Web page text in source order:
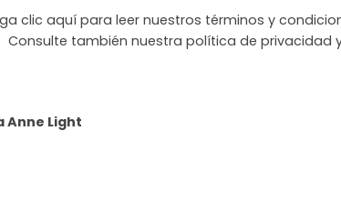
clic aquí para leer nuestros términos y
Consulte también nuestra política de privacidad
Anne Light